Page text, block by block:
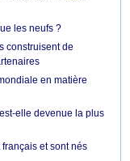
les neufs ?
construisent de
en matière
elle devenue la plus
et sont nés